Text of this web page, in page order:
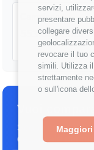
servizi,
presentare
collegare
revocare il tuo
simili. Utilizza
strettamente
o sull'icona
Campione
553 stipendi
Vuoi
Scopri come il
dettagliate per